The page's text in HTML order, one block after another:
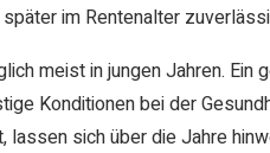
im Rentenalter
meist in jungen Jahren. Ein
Konditionen bei der
sich über die Jahre